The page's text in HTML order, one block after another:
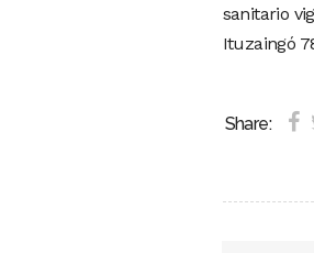
sanitario
Ituzaingó
Share: